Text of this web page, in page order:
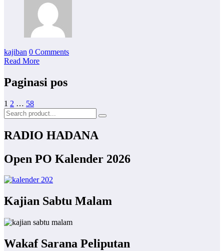
kajiban 0 Comments
Read More
Paginasi pos
1 2 … 58
RADIO HADANA
Open PO Kalender 2026
Kajian Sabtu Malam
Wakaf Sarana Peliputan